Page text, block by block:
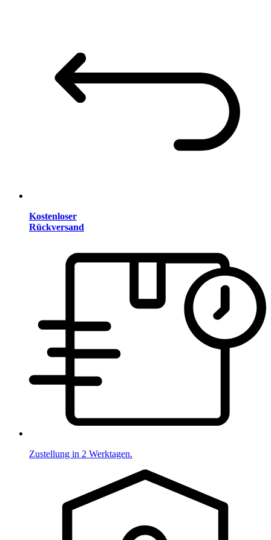
Kostenloser
Rückversand
Zustellung in 2 Werktagen.